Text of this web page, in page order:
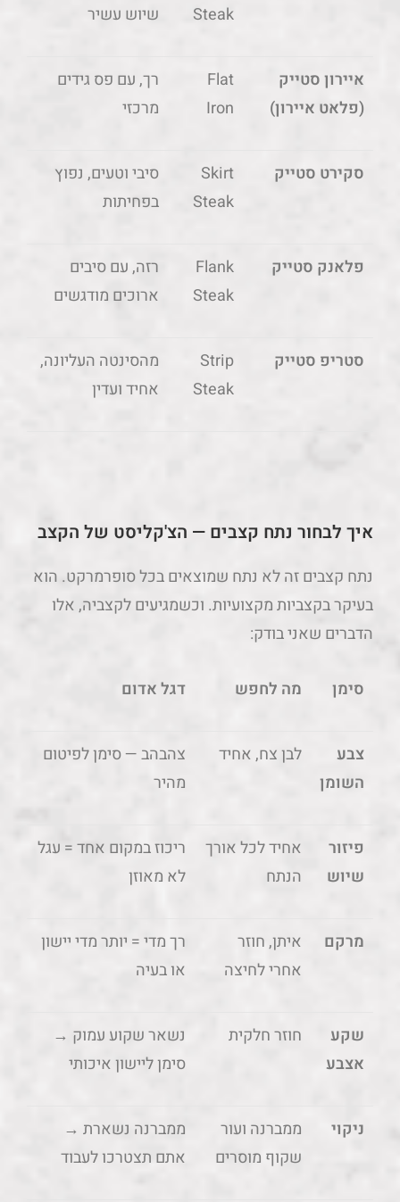
Steak
שיוש עשיר
איירון סטייק
(פלאט איירון)
Flat
Iron
רך, עם פס גידים
מרכזי
סקירט סטייק
Skirt
Steak
סיבי וטעים, נפוץ
בפחיתות
פלאנק סטייק
Flank
Steak
רזה, עם סיבים
ארוכים מודגשים
סטריפ סטייק
Strip
Steak
מהסינטה העליונה,
אחיד ועדין
איך לבחור נתח קצבים — הצ'קליסט של הקצב
נתח קצבים זה לא נתח שמוצאים בכל סופרמרקט. הוא
בעיקר בקצביות מקצועיות. וכשמגיעים לקצביה, אלו
הדברים שאני בודק:
סימן מה לחפש דגל אדום
צבע
השומן
לבן צח, אחיד
צהבהב — סימן לפיטום
מהיר
פיזור
שיוש
אחיד לכל אורך
הנתח
ריכוז במקום אחד = עגל
לא מאוזן
מרקם
איתן, חוזר
אחרי לחיצה
רך מדי = יותר מדי יישון
או בעיה
שקע
אצבע
חוזר חלקית
נשאר שקוע עמוק →
סימן ליישון איכותי
ניקוי
ממברנה ועור
שקוף מוסרים
ממברנה נשארת →
אתם תצטרכו לעבוד